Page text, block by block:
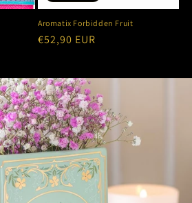
Aromatix Forbidden Fruit
Preço
€52,90 EUR